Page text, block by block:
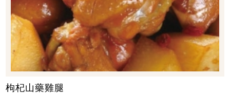
枸杞山藥雞腿